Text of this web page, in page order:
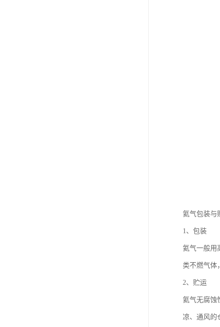
氦气包装与
1、包装
氦气一般用
类不燃气体
2、贮运
氦气无腐蚀
凉、通风的